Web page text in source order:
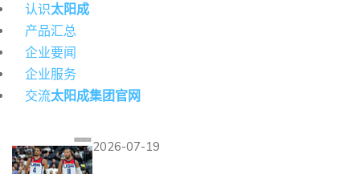
认识太阳成
产品汇总
企业要闻
企业服务
交流太阳成集团官网
2026-07-19